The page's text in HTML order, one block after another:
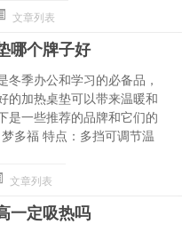
文章列表
哪个牌子好
冬季办公和学习的必备品，
的加热桌垫可以带来温暖和
是一些推荐的品牌和它们的
多福 特点：多挡可调节温
文章列表
一定吸热吗